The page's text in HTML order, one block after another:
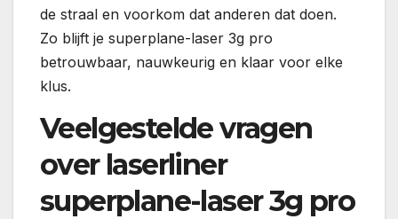
de straal en voorkom dat anderen dat doen.
Zo blijft je superplane-laser 3g pro
betrouwbaar, nauwkeurig en klaar voor elke
klus.
Veelgestelde vragen
over laserliner
superplane-laser 3g pro